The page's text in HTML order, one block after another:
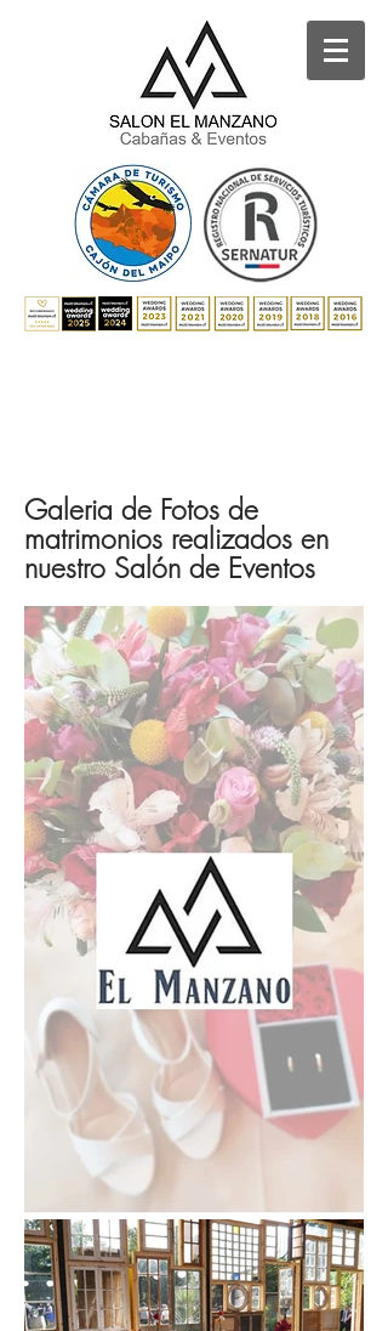
Galeria de Fotos de
matrimonios realizados en
nuestro Salón de Eventos